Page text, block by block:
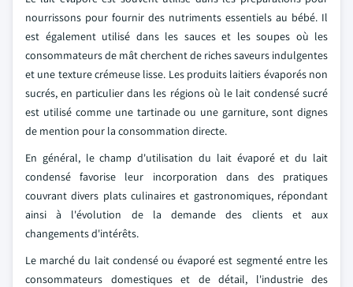
nourrissons pour fournir des nutriments essentiels au bébé. Il
est également utilisé dans les sauces et les soupes où les
consommateurs de mât cherchent de riches saveurs indulgentes
et une texture crémeuse lisse. Les produits laitiers évaporés non
sucrés, en particulier dans les régions où le lait condensé sucré
est utilisé comme une tartinade ou une garniture, sont dignes
de mention pour la consommation directe.
En général, le champ d'utilisation du lait évaporé et du lait
condensé favorise leur incorporation dans des pratiques
couvrant divers plats culinaires et gastronomiques, répondant
ainsi à l'évolution de la demande des clients et aux
changements d'intérêts.
Le marché du lait condensé ou évaporé est segmenté entre les
consommateurs domestiques et de détail, l'industrie des